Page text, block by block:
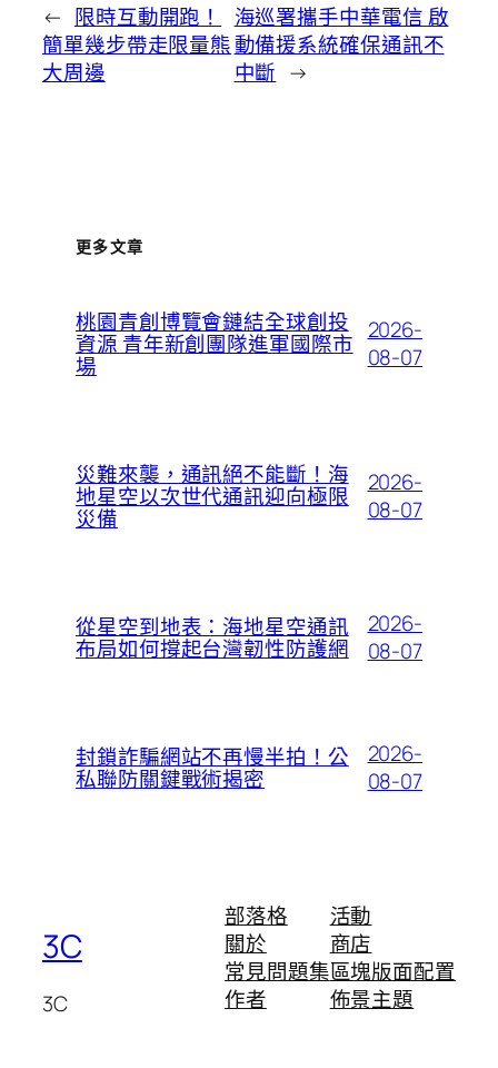
← 限時互動開跑！
簡單幾步帶走限量熊
大周邊
海巡署攜手中華電信 啟
動備援系統確保通訊不
中斷 →
更多文章
桃園青創博覽會鏈結全球創投
資源 青年新創團隊進軍國際市
場
2026-
08-07
災難來襲，通訊絕不能斷！海
地星空以次世代通訊迎向極限
災備
2026-
08-07
從星空到地表：海地星空通訊
布局如何撐起台灣韌性防護網
2026-
08-07
封鎖詐騙網站不再慢半拍！公
私聯防關鍵戰術揭密
2026-
08-07
3C
3C
部落格
關於
常見問題集
作者
活動
商店
區塊版面配置
佈景主題